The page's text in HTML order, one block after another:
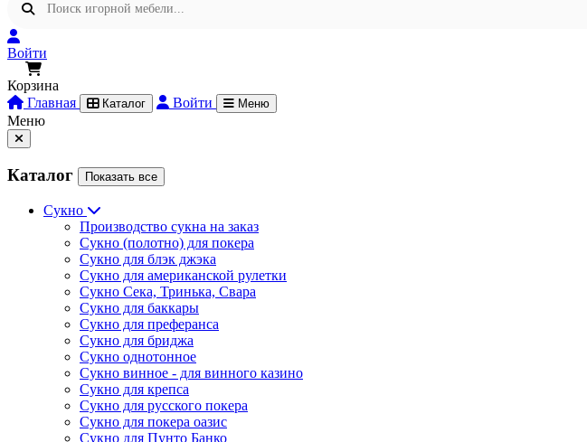
Войти
Корзина
Главная
Каталог Войти Меню
Меню
Каталог Показать все
Сукно
Производство сукна на заказ
Сукно (полотно) для покера
Сукно для блэк джэка
Сукно для американской рулетки
Сукно Сека, Тринька, Свара
Сукно для баккары
Сукно для преферанса
Сукно для бриджа
Сукно однотонное
Сукно винное - для винного казино
Сукно для крепса
Сукно для русского покера
Сукно для покера оазис
Сукно для Пунто Банко